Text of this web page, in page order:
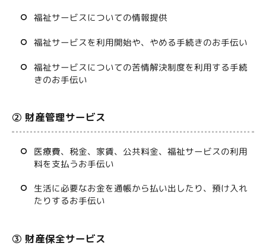
福祉サービスについての情報提供
福祉サービスを利用開始や、やめる手続きのお手伝い
福祉サービスについての苦情解決制度を利用する手続
きのお手伝い
② 財産管理サービス
医療費、税金、家賃、公共料金、福祉サービスの利用
料を支払うお手伝い
生活に必要なお金を通帳から払い出したり、預け入れ
たりするお手伝い
③ 財産保全サービス